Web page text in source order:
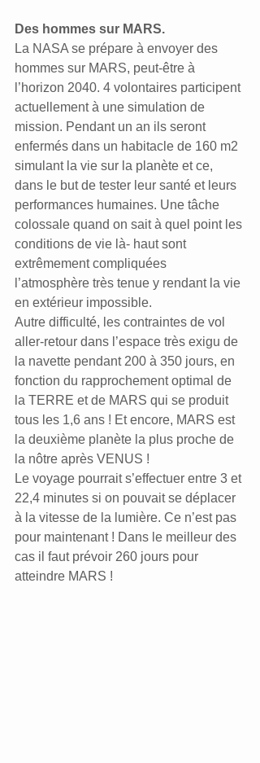
Des hommes sur MARS.
La NASA se prépare à envoyer des
hommes sur MARS, peut-être à
l’horizon 2040. 4 volontaires participent
actuellement à une simulation de
mission. Pendant un an ils seront
enfermés dans un habitacle de 160 m2
simulant la vie sur la planète et ce,
dans le but de tester leur santé et leurs
performances humaines. Une tâche
colossale quand on sait à quel point les
conditions de vie là- haut sont
extrêmement compliquées
l’atmosphère très tenue y rendant la vie
en extérieur impossible.
Autre difficulté, les contraintes de vol
aller-retour dans l’espace très exigu de
la navette pendant 200 à 350 jours, en
fonction du rapprochement optimal de
la TERRE et de MARS qui se produit
tous les 1,6 ans ! Et encore, MARS est
la deuxième planète la plus proche de
la nôtre après VENUS !
Le voyage pourrait s’effectuer entre 3 et
22,4 minutes si on pouvait se déplacer
à la vitesse de la lumière. Ce n’est pas
pour maintenant ! Dans le meilleur des
cas il faut prévoir 260 jours pour
atteindre MARS !